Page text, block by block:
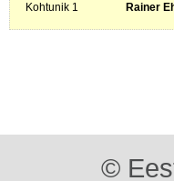
Kohtunik 1
Rainer
©